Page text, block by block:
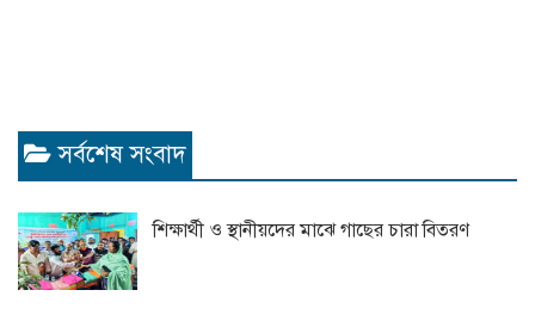
সর্বশেষ সংবাদ
শিক্ষার্থী ও স্থানীয়দের মাঝে গাছের চারা বিতরণ